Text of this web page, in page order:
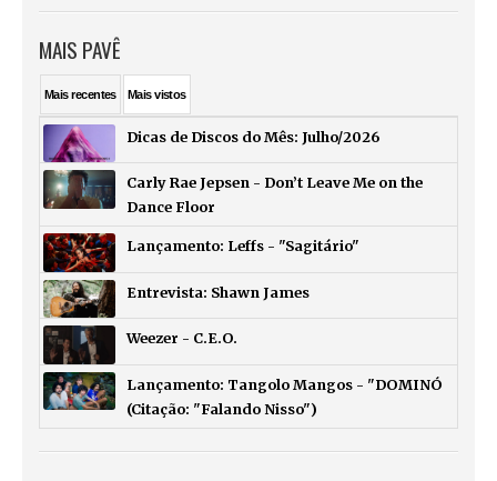
MAIS PAVÊ
Maisrecentes Maisvistos
Dicas de Discos do Mês: Julho/2026
Carly Rae Jepsen - Don’t Leave Me on the
Dance Floor
Lançamento: Leffs - "Sagitário"
Entrevista: Shawn James
Weezer - C.E.O.
Lançamento: Tangolo Mangos - "DOMINÓ
(Citação: "Falando Nisso")